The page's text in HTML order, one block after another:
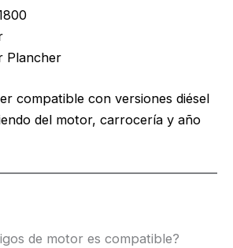
Plancher
compatible con versiones diésel
del motor, carrocería y año
de motor es compatible?